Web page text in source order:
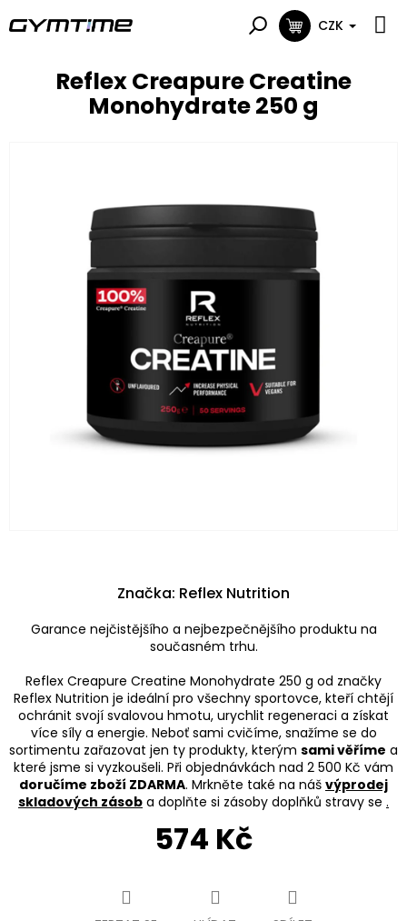
na
NÁKUPNÍ
CZK
Reflex Creapure Creatine
Monohydrate 250 g
574 Kč
Garance nejčistějšího a nejbezpečnějšího produktu na
současném trhu.
Reflex Creapure Creatine Monohydrate 250 g od značky
Reflex Nutrition je ideální pro všechny sportovce, kteří chtějí
ochránit svojí svalovou hmotu, urychlit regeneraci a získat
více síly a energie. Neboť sami cvičíme, snažíme se do
sortimentu zařazovat jen ty produkty, kterým sami věříme a
které jsme si vyzkoušeli. Při objednávkách nad 2 500 Kč vám
doručíme zboží ZDARMA. Mrkněte také na náš výprodej
skladových zásob a doplňte si zásoby doplňků stravy se .
Značka: Reflex Nutrition